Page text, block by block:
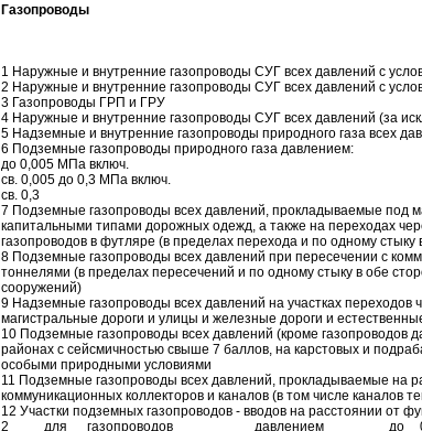
Газопроводы
1 Наружные и внутренние газопроводы СУГ всех давлений с
2 Наружные и внутренние газопроводы СУГ всех давлений с
3 Газопроводы ГРП и ГРУ
4 Наружные и внутренние газопроводы СУГ всех давлений (за
5 Надземные и внутренние газопроводы природного газа всех
6 Подземные газопроводы природного газа давлением:
до 0,005 МПа включ.
св. 0,005 до 0,3 МПа включ.
св. 0,3
7 Подземные газопроводы всех давлений, прокладываемые под
капитальными типами дорожных одежд, а также на переходах
газопроводов в футляре (в пределах перехода и по одному
8 Подземные газопроводы всех давлений при пересечении с
тоннелями (в пределах пересечений и по одному стыку в обе
сооружений)
9 Надземные газопроводы всех давлений на участках переходов
магистральные дороги и улицы и железные дороги и
10 Подземные газопроводы всех давлений (кроме
районах с сейсмичностью свыше 7 баллов, на карстовых и
особыми природными условиями
11 Подземные газопроводы всех давлений, прокладываемые на
коммуникационных коллекторов и каналов (в том числе каналов
12 Участки подземных газопроводов - вводов на расстоянии от
2
для газопроводов давлением до